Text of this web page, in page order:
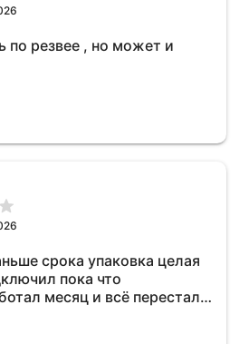
по резвее , но может и
срока упаковка целая
пока что
месяц и всё перестал
расход топлива , очень